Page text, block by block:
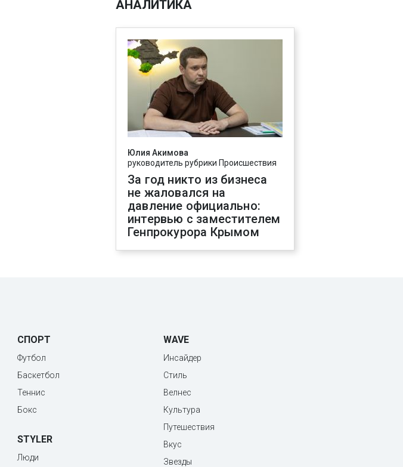
АНАЛИТИКА
Юлия Акимова
руководитель рубрики Происшествия
За год никто из бизнеса
не жаловался на
давление официально:
интервью с заместителем
Генпрокурора Крымом
СПОРТ
Футбол
Баскетбол
Теннис
Бокс
STYLER
Люди
WAVE
Инсайдер
Стиль
Велнес
Культура
Путешествия
Вкус
Звезды